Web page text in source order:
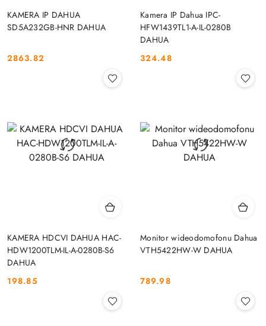
KAMERA IP DAHUA
SD5A232GB-HNR DAHUA
Cena:
2863.82
Kamera IP Dahua IPC-
HFW1439TL1-A-IL-0280B
DAHUA
Cena:
324.48
KAMERA HDCVI DAHUA HAC-
HDW1200TLM-IL-A-0280B-S6
DAHUA
Cena:
198.85
Monitor wideodomofonu Dahua
VTH5422HW-W DAHUA
Cena:
789.98